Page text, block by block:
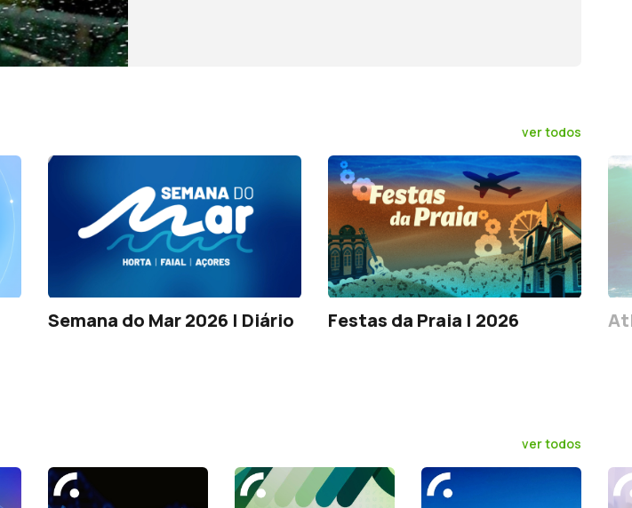
ver todos
Semana do Mar 2026 | Diário Festas da Praia | 2026
ver todos